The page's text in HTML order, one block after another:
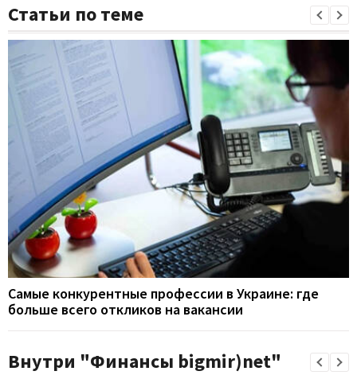
Статьи по теме
Самые конкурентные профессии в Украине: где
больше всего откликов на вакансии
Внутри "Финансы bigmir)net"